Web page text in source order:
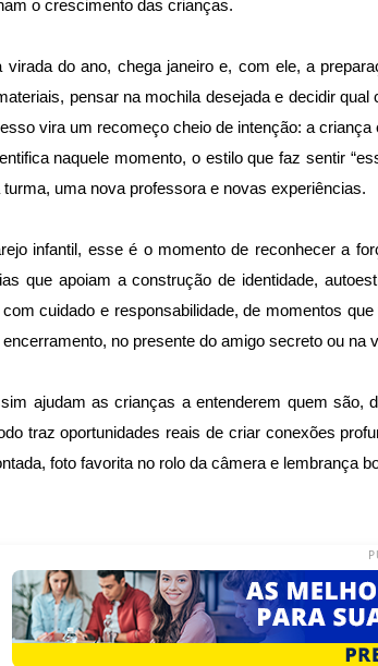
o crescimento das crianças.
virada do ano, chega janeiro e, com ele, a
pensar na mochila desejada e decidir
vira um recomeço cheio de intenção: a
naquele momento, o estilo que faz sentir
turma, uma nova professora e novas experiências.
infantil, esse é o momento de reconhecer a
que apoiam a construção de identidade,
com cuidado e responsabilidade, de momentos
no presente do amigo secreto ou na
ajudam as crianças a entenderem quem
traz oportunidades reais de criar conexões
foto favorita no rolo da câmera e lembrança